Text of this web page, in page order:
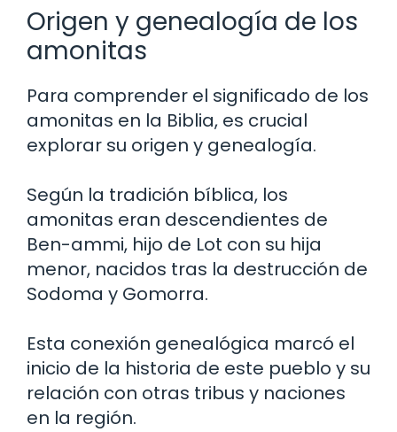
Origen y genealogía de los
amonitas
Para comprender el significado de los
amonitas en la Biblia, es crucial
explorar su origen y genealogía.
Según la tradición bíblica, los
amonitas eran descendientes de
Ben-ammi, hijo de Lot con su hija
menor, nacidos tras la destrucción de
Sodoma y Gomorra.
Esta conexión genealógica marcó el
inicio de la historia de este pueblo y su
relación con otras tribus y naciones
en la región.